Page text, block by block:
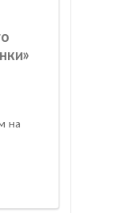
на